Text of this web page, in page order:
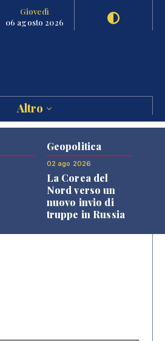
Giovedì
06 agosto 2026
Altro
Geopolitica
02 ago 2026
La Corea del
Nord verso un
nuovo invio di
truppe in Russia